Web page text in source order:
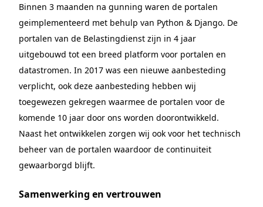
Binnen 3 maanden na gunning waren de portalen
geimplementeerd met behulp van Python & Django. De
portalen van de Belastingdienst zijn in 4 jaar
uitgebouwd tot een breed platform voor portalen en
datastromen. In 2017 was een nieuwe aanbesteding
verplicht, ook deze aanbesteding hebben wij
toegewezen gekregen waarmee de portalen voor de
komende 10 jaar door ons worden doorontwikkeld.
Naast het ontwikkelen zorgen wij ook voor het technisch
beheer van de portalen waardoor de continuiteit
gewaarborgd blijft.
Samenwerking en vertrouwen